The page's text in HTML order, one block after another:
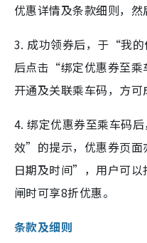
优惠详情及条款细则，
3. 成功领券后，于“我
后点击“绑定优惠券至
开通及关联乘车码，方可
4. 绑定优惠券至乘车码
效”的提示，优惠券页
日期及时间”，用户可以
闸时可享8折优惠。
条款及细则